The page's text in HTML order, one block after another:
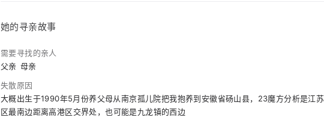
她的寻亲故事
需要寻找的亲人
父亲 母亲
失散原因
大概出生于1990年5月份养父母从南京孤儿院把我抱养到安徽省砀山县，23魔方分析是江
区最南边距离高港区交界处，也可能是九龙镇的西边